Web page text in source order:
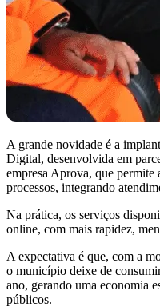
A grande novidade é a
Digital, desenvolvida em
empresa Aprova, que
processos, integrando
Na prática, os serviços
online, com mais rapidez,
A expectativa é que, com a
o município deixe de
ano, gerando uma economia
públicos.